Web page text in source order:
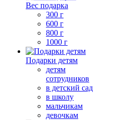
Вес подарка
300 г
600 г
800 г
1000 г
Подарки детям
детям
сотрудников
в детский сад
в школу
мальчикам
девочкам